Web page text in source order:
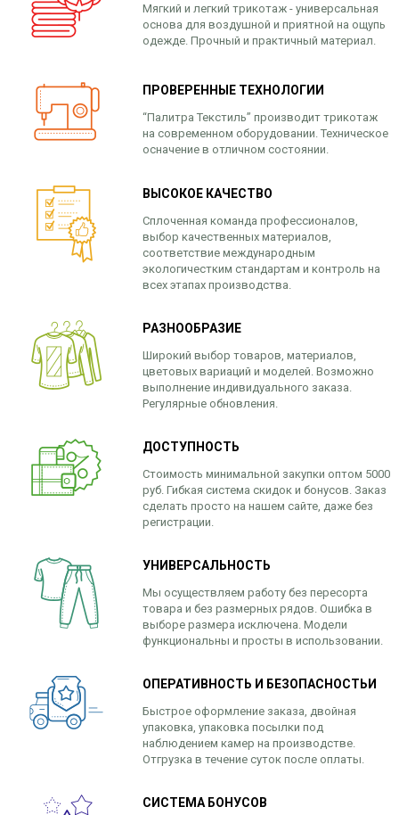
Мягкий и легкий трикотаж - универсальная
основа для воздушной и приятной на ощупь
одежде. Прочный и практичный материал.
ПРОВЕРЕННЫЕ ТЕХНОЛОГИИ
“Палитра Текстиль” производит трикотаж
на современном оборудовании. Техническое
осначение в отличном состоянии.
ВЫСОКОЕ КАЧЕСТВО
Сплоченная команда профессионалов,
выбор качественных материалов,
соответствие международным
экологичестким стандартам и контроль на
всех этапах производства.
РАЗНООБРАЗИЕ
Широкий выбор товаров, материалов,
цветовых вариаций и моделей. Возможно
выполнение индивидуального заказа.
Регулярные обновления.
ДОСТУПНОСТЬ
Стоимость минимальной закупки оптом 5000
руб. Гибкая система скидок и бонусов. Заказ
сделать просто на нашем сайте, даже без
регистрации.
УНИВЕРСАЛЬНОСТЬ
Мы осуществляем работу без пересорта
товара и без размерных рядов. Ошибка в
выборе размера исключена. Модели
функциональны и просты в использовании.
ОПЕРАТИВНОСТЬ И БЕЗОПАСНОСТЬИ
Быстрое оформление заказа, двойная
упаковка, упаковка посылки под
наблюдением камер на производстве.
Отгрузка в течение суток после оплаты.
СИСТЕМА БОНУСОВ